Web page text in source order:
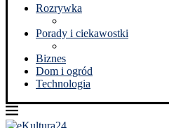
Rozrywka
Porady i ciekawostki
Biznes
Dom i ogród
Technologia